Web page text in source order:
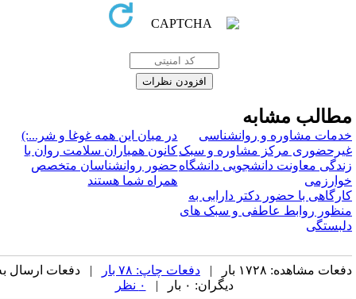
مشابه
مشاوره و روانشناسی
مرکز مشاوره و سبک
معاونت دانشجویی دانشگاه
در میان این همه غوغا و شر...:)
کانون همیاران سلامت روان با
حضور روانشناسان متخصص
همراه شما هستند
با حضور دکتر دارابی به
روابط عاطفی و سبک های
مشاهده: ۱۷۲۸ بار | دفعات چاپ: ۷۸ بار
| دفعات ارسال به
دیگران: ۰ بار |